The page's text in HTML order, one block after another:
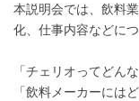
本説明会では、飲料
化、仕事内容などに
「チェリオってどん
「飲料メーカーには